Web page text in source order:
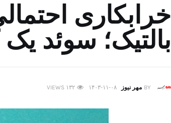
خرابکاری
بالتیک؛ سوئد
BY مهر نیوز ۱۴۰۳-۱۱-۰۸ ۱۳۲ VIEWS